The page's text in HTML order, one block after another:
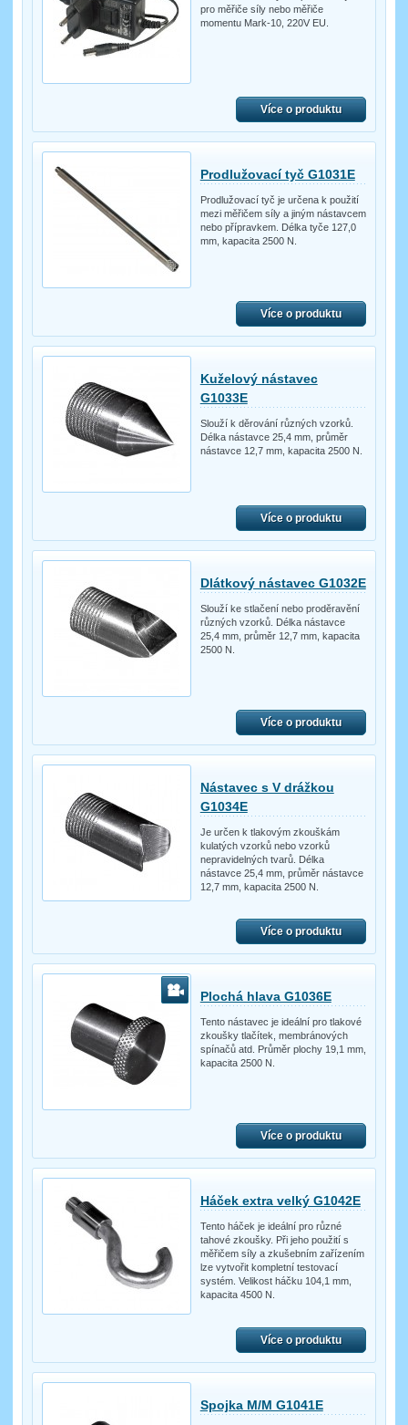
pro měřiče síly nebo měřiče
momentu Mark-10, 220V EU.
Více o produktu
Prodlužovací tyč G1031E
Prodlužovací tyč je určena k použití
mezi měřičem síly a jiným nástavcem
nebo přípravkem. Délka tyče 127,0
mm, kapacita 2500 N.
Více o produktu
Kuželový nástavec
G1033E
Slouží k děrování různých vzorků.
Délka nástavce 25,4 mm, průměr
nástavce 12,7 mm, kapacita 2500 N.
Více o produktu
Dlátkový nástavec G1032E
Slouží ke stlačení nebo proděravění
různých vzorků. Délka nástavce
25,4 mm, průměr 12,7 mm, kapacita
2500 N.
Více o produktu
Nástavec s V drážkou
G1034E
Je určen k tlakovým zkouškám
kulatých vzorků nebo vzorků
nepravidelných tvarů. Délka
nástavce 25,4 mm, průměr nástavce
12,7 mm, kapacita 2500 N.
Více o produktu
Plochá hlava G1036E
Tento nástavec je ideální pro tlakové
zkoušky tlačítek, membránových
spínačů atd. Průměr plochy 19,1 mm,
kapacita 2500 N.
Více o produktu
Háček extra velký G1042E
Tento háček je ideální pro různé
tahové zkoušky. Při jeho použití s
měřičem síly a zkušebním zařízením
lze vytvořit kompletní testovací
systém. Velikost háčku 104,1 mm,
kapacita 4500 N.
Více o produktu
Spojka M/M G1041E